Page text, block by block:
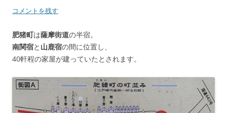
コメントを残す
肥猪町は薩摩街道の半宿。
南関宿と 山鹿宿の間に位置し、
40軒程の家屋が建っていたとされます。